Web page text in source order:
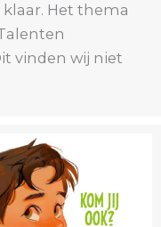
klaar. Het thema
vinden wij niet